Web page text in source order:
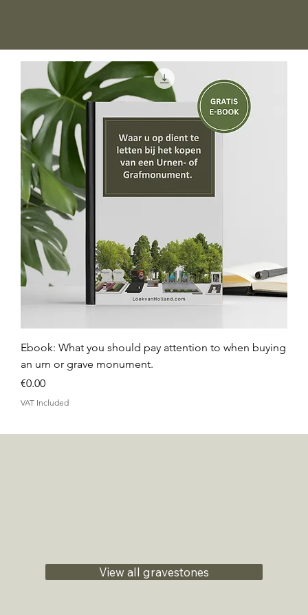
Ebook: What you should pay attention to when buying
an urn or grave monument.
Price
€0.00
VAT Included
View all gravestones